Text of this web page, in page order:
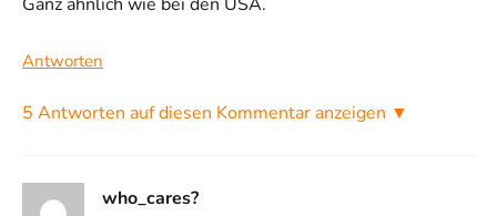
Antworten
5 Antworten auf diesen Kommentar anzeigen ▼
who_cares?